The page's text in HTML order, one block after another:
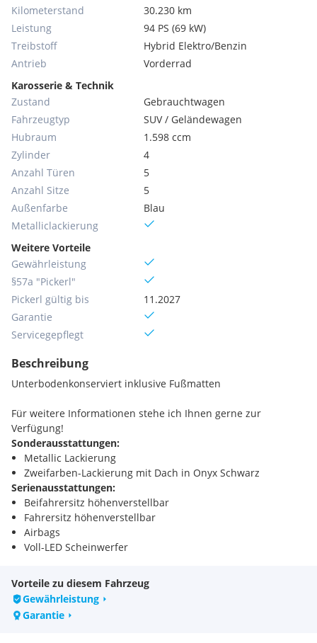
Kilometerstand
30.230 km
Leistung
94 PS (69 kW)
Treibstoff
Hybrid Elektro/Benzin
Antrieb
Vorderrad
Karosserie & Technik
Zustand
Gebrauchtwagen
Fahrzeugtyp
SUV / Geländewagen
Hubraum
1.598 ccm
Zylinder
4
Anzahl Türen
5
Anzahl Sitze
5
Außenfarbe
Blau
Metallic­lackierung
Weitere Vorteile
Gewährleistung
§57a "Pickerl"
Pickerl gültig bis
11.2027
Garantie
Servicegepflegt
Beschreibung
Unterbodenkonserviert inklusive Fußmatten
Für weitere Informationen stehe ich Ihnen gerne zur
Verfügung!
Sonderausstattungen:
Metallic Lackierung
Zweifarben-Lackierung mit Dach in Onyx Schwarz
Serienausstattungen:
Beifahrersitz höhenverstellbar
Fahrersitz höhenverstellbar
Airbags
Voll-LED Scheinwerfer
Automatischer Notruf (eCall)
Reparaturset für Reifen
Abgedunkelte Heck- und Seitenscheiben
Doppelter Laderaumboden
Vorteile zu diesem Fahrzeug
Gewährleistung
Garantie